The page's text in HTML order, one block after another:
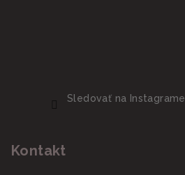
Sledovať na Instagrame
Kontakt